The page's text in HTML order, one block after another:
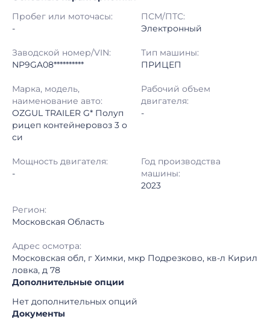
11.08.2026, 00:28 МСК
Тип аукциона: Открытые торги
Шаг торгов: 50 000 ₽
Кол-во ставок:
Пробег или моточасы:
-
ПСМ/ПТС:
Электронный
Заводской номер/VIN:
NP9GA08**********
Тип машины:
ПРИЦЕП
Марка, модель,
наименование авто:
OZGUL TRAILER G* Полуп
рицеп контейнеровоз 3 о
си
Рабочий объем
двигателя:
-
Мощность двигателя:
-
Год производства
машины:
2023
Регион:
Московская Область
Адрес осмотра:
Московская обл, г Химки, мкр Подрезково, кв-л Кирил
ловка, д 78
Дополнительные опции
Нет дополнительных опций
Документы